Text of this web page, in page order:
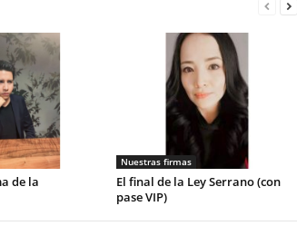
de la
Nuestras firmas
El final de la Ley Serrano (con
pase VIP)